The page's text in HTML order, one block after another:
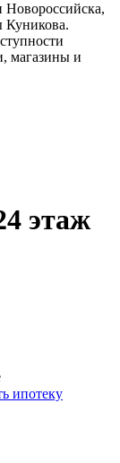
Куникова.
магазины и
этаж
ипотеку